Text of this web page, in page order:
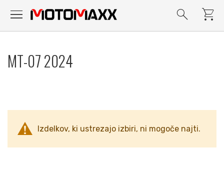
menu search shopping_cart
vsebino
MT-07 2024
Izdelkov, ki ustrezajo izbiri, ni mogoče najti.